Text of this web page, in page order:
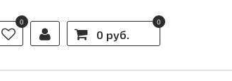
0
0 руб.
0